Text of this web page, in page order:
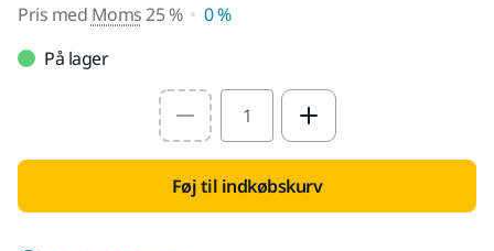
Pris med Moms25 %
0 %
På lager
Select quantity value
Føj til indkøbskurv